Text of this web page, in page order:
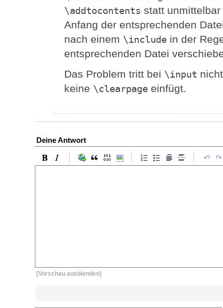
\addtocontents statt
Anfang der entsprechenden
nach einem \include in der
entsprechenden Datei
Das Problem tritt bei \input
keine \clearpage einfügt.
Deine Antwort
[Vorschau ausblenden]